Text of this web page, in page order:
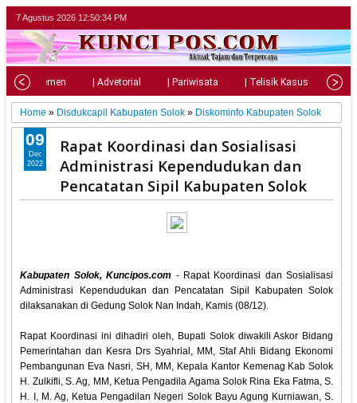
7 Agustus 2026 12:50:36 PM
| Parlemen | Advetorial | Pariwisata | Telisik Kasus |
Home » Disdukcapil Kabupaten Solok » Diskominfo Kabupaten Solok
Rapat Koordinasi dan Sosialisasi
Administrasi Kependudukan dan
Pencatatan Sipil Kabupaten Solok
Kabupaten Solok, Kuncipos.com - Rapat Koordinasi dan Sosialisasi
Administrasi Kependudukan dan Pencatatan Sipil Kabupaten Solok
dilaksanakan di Gedung Solok Nan Indah, Kamis (08/12).
Rapat Koordinasi ini dihadiri oleh, Bupati Solok diwakili Askor Bidang
Pemerintahan dan Kesra Drs Syahrial, MM, Staf Ahli Bidang Ekonomi
Pembangunan Eva Nasri, SH, MM, Kepala Kantor Kemenag Kab Solok
H. Zulkifli, S. Ag, MM, Ketua Pengadila Agama Solok Rina Eka Fatma, S.
H. I, M. Ag, Ketua Pengadilan Negeri Solok Bayu Agung Kurniawan, S.
09
Dec
2022